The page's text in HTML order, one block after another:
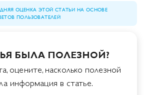
ОЦЕНКА ЭТОЙ СТАТЬИ НА ОСНОВЕ
ПОЛЬЗОВАТЕЛЕЙ
БЫЛА ПОЛЕЗНОЙ?
оцените, насколько полезной
информация в статье.